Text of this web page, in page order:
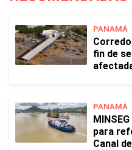
PANAMÁ
fin de
PANAMÁ
para
Canal